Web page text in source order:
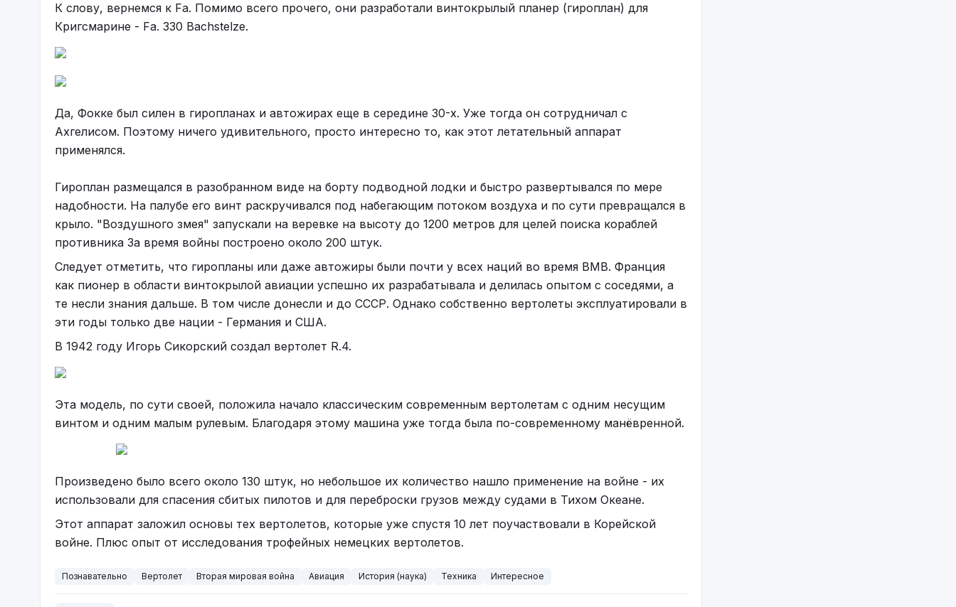
К слову, вернемся к Fa. Помимо всего прочего, они разработали винтокрылый планер (гироплан) для
Кригсмарине - Fa. 330 Bachstelze.
Да, Фокке был силен в гиропланах и автожирах еще в середине 30-х. Уже тогда он сотрудничал с
Ахгелисом. Поэтому ничего удивительного, просто интересно то, как этот летательный аппарат
применялся.
Гироплан размещался в разобранном виде на борту подводной лодки и быстро развертывался по мере
надобности. На палубе его винт раскручивался под набегающим потоком воздуха и по сути превращался в
крыло. "Воздушного змея" запускали на веревке на высоту до 1200 метров для целей поиска кораблей
противника За время войны построено около 200 штук.
Следует отметить, что гиропланы или даже автожиры были почти у всех наций во время ВМВ. Франция
как пионер в области винтокрылой авиации успешно их разрабатывала и делилась опытом с соседями, а
те несли знания дальше. В том числе донесли и до СССР. Однако собственно вертолеты эксплуатировали в
эти годы только две нации - Германия и США.
В 1942 году Игорь Сикорский создал вертолет R.4.
Эта модель, по сути своей, положила начало классическим современным вертолетам с одним несущим
винтом и одним малым рулевым. Благодаря этому машина уже тогда была по-современному манёвренной.
Произведено было всего около 130 штук, но небольшое их количество нашло применение на войне - их
использовали для спасения сбитых пилотов и для переброски грузов между судами в Тихом Океане.
Этот аппарат заложил основы тех вертолетов, которые уже спустя 10 лет поучаствовали в Корейской
войне. Плюс опыт от исследования трофейных немецких вертолетов.
Познавательно Вертолет Вторая мировая война Авиация История (наука) Техника Интересное